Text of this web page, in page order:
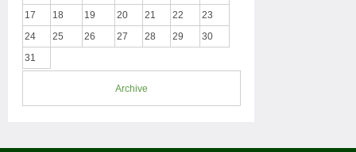
17
18 19 20 21 22
23
24
25 26 27 28 29
30
31
Archive